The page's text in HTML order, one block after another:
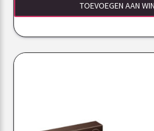
TOEVOEGEN AAN